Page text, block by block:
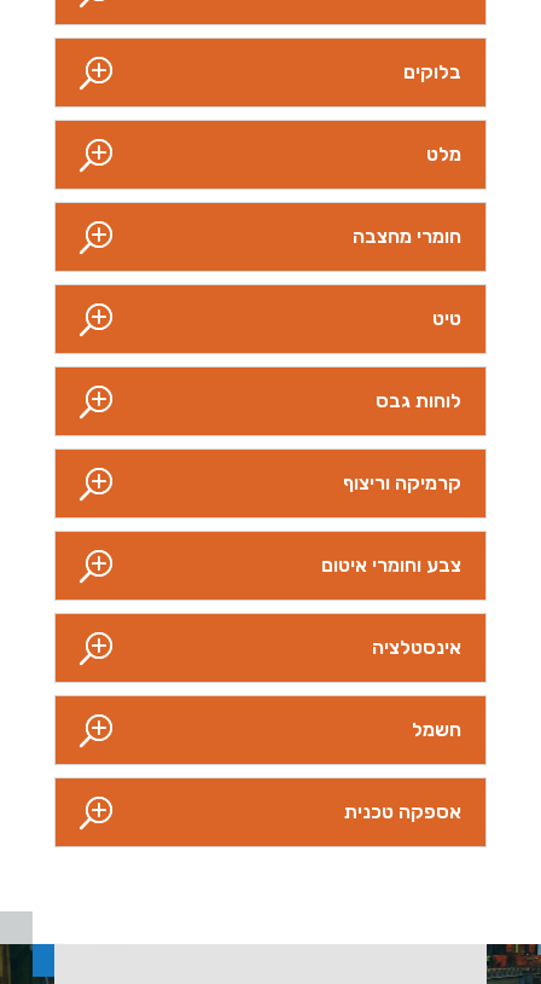
בלוקים
מלט
חומרי מחצבה
טיט
לוחות גבס
קרמיקה וריצוף
צבע וחומרי איטום
אינסטלציה
חשמל
אספקה טכנית